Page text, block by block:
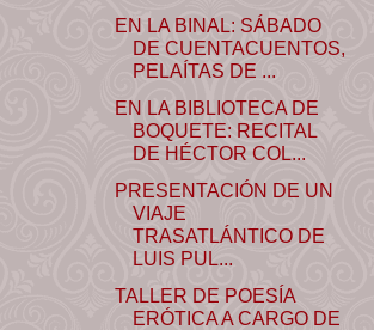
EN LA BINAL: SÁBADO
DE CUENTACUENTOS,
PELAÍTAS DE ...
EN LA BIBLIOTECA DE
BOQUETE: RECITAL
DE HÉCTOR COL...
PRESENTACIÓN DE UN
VIAJE
TRASATLÁNTICO DE
LUIS PUL...
TALLER DE POESÍA
ERÓTICA A CARGO DE